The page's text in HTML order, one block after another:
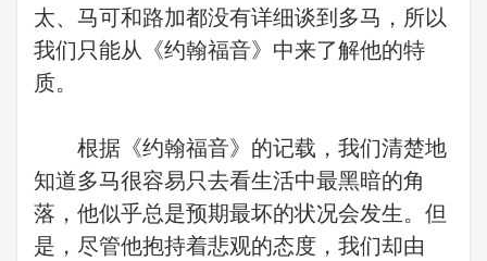
太、马可和路加都没有详细谈到多马，所以
我们只能从《约翰福音》中来了解他的特
质。
根据《约翰福音》的记载，我们清楚地
知道多马很容易只去看生活中最黑暗的角
落，他似乎总是预期最坏的状况会发生。但
是，尽管他抱持着悲观的态度，我们却由